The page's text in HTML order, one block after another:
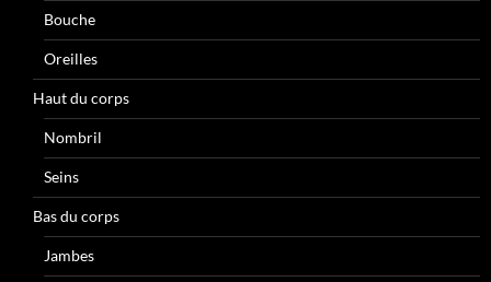
Bouche
Oreilles
Haut du corps
Nombril
Seins
Bas du corps
Jambes